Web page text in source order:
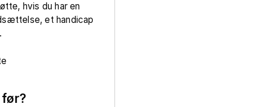
hvis du har en
et handicap